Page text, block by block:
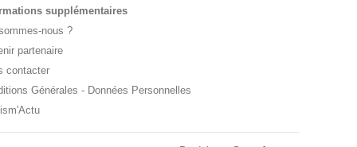
supplémentaires
nous ?
partenaire
contacter
Générales - Données Personnelles